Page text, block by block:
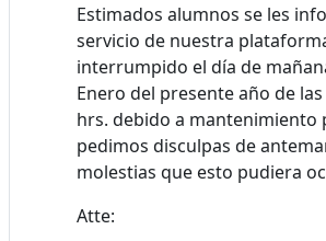
Estimados alumnos se les
servicio de nuestra
interrumpido el día de
Enero del presente año de las
hrs. debido a mantenimiento
pedimos disculpas de
molestias que esto pudiera
Atte: